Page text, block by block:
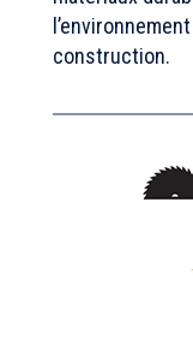
construction.